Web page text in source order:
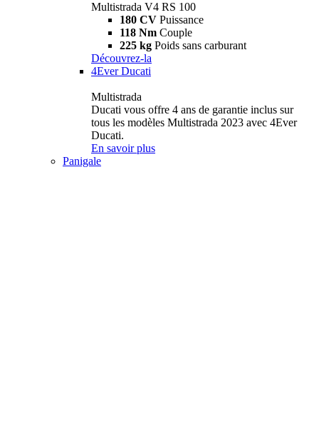
Multistrada V4 RS 100
180 CV Puissance
118 Nm Couple
225 kg Poids sans carburant
Découvrez-la
4Ever Ducati
Multistrada
Ducati vous offre 4 ans de garantie inclus sur
tous les modèles Multistrada 2023 avec 4Ever
Ducati.
En savoir plus
Panigale